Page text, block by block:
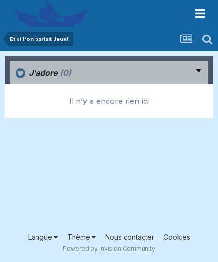
Et si l'on parlait Jeux!
J'adore (0)
Il n’y a encore rien ici
Langue Thème Nous contacter Cookies
Powered by Invision Community